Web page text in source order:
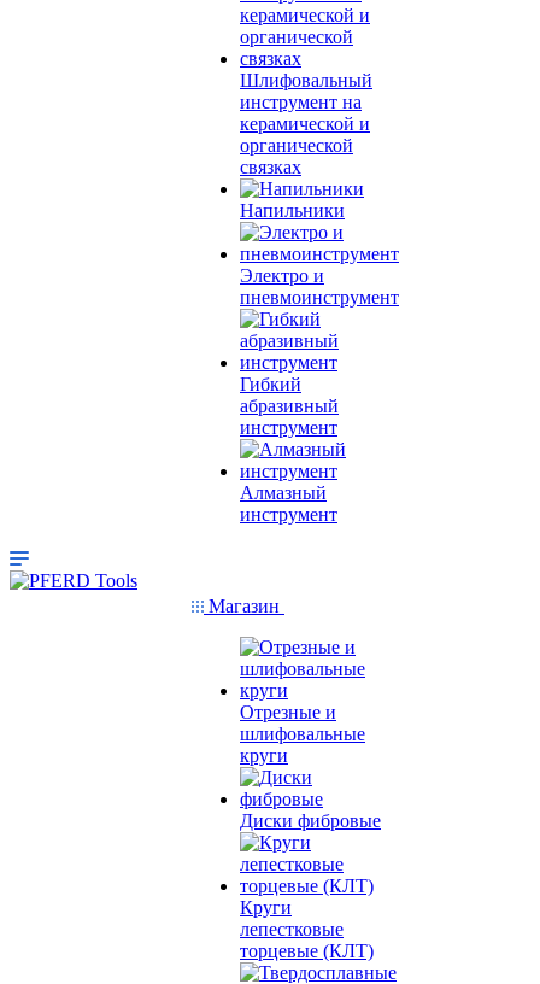
Шлифовальный
инструмент на
керамической и
органической
связках
Напильники
Электро и
пневмоинструмент
Гибкий
абразивный
инструмент
Алмазный
инструмент
Магазин
Отрезные и
шлифовальные
круги
Диски фибровые
Круги
лепестковые
торцевые (КЛТ)